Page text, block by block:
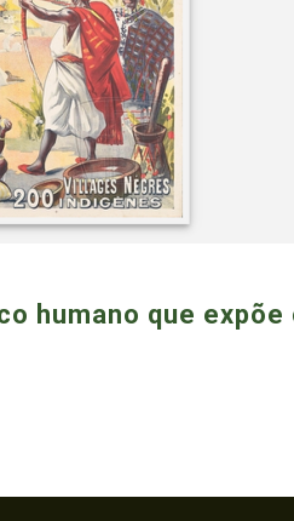
humano que expõe